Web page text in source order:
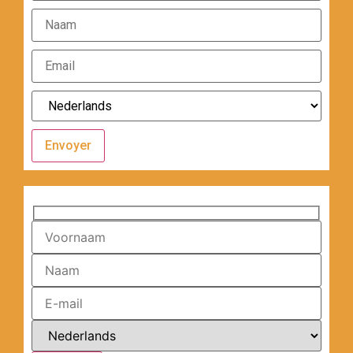
Envoyer